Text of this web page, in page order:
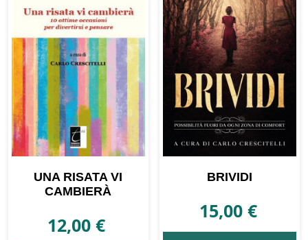
UNA RISATA VI
CAMBIERÀ
12,00€
BRIVIDI
15,00 €